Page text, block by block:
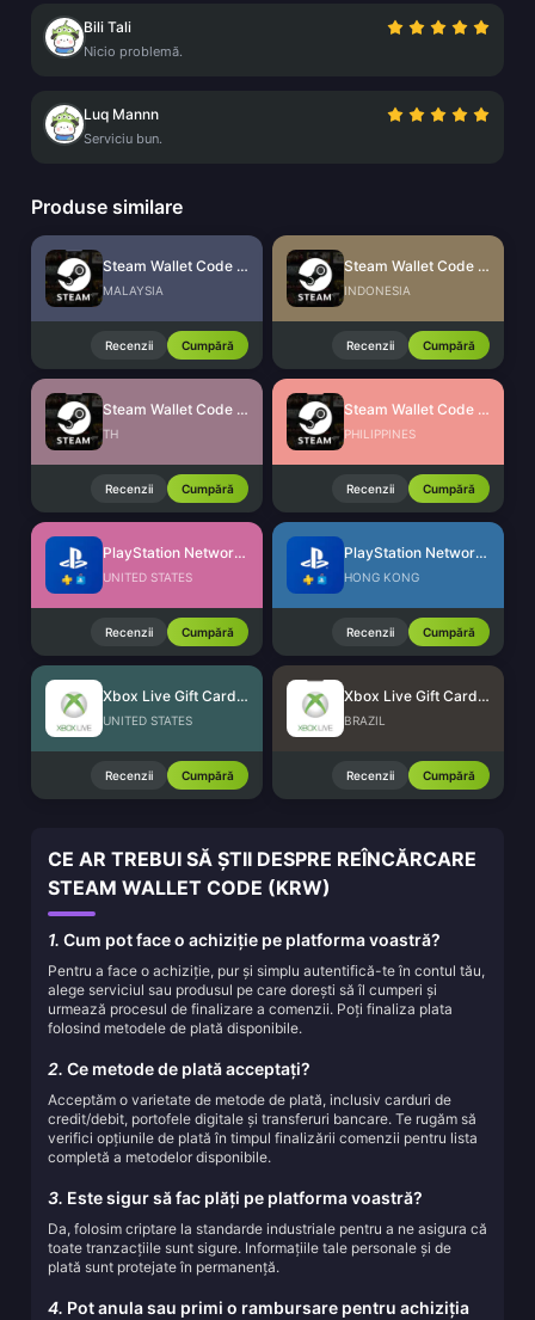
Bili Tali
Nicio problemă.
Luq Mannn
Serviciu bun.
Produse similare
Steam Wallet Code (MYR)
MALAYSIA
Recenzii Cumpără
Steam Wallet Code (IDR)
INDONESIA
Recenzii Cumpără
Steam Wallet Code (THB)
TH
Recenzii Cumpără
Steam Wallet Code (PHP)
PHILIPPINES
Recenzii Cumpără
PlayStation Network Card (US)
UNITED STATES
Recenzii Cumpără
PlayStation Network Card (HK)
HONG KONG
Recenzii Cumpără
Xbox Live Gift Card (US)
UNITED STATES
Recenzii Cumpără
Xbox Live Gift Card (BR)
BRAZIL
Recenzii Cumpără
CE AR TREBUI SĂ ȘTII DESPRE REÎNCĂRCARE
STEAM WALLET CODE (KRW)
1. Cum pot face o achiziție pe platforma voastră?
Pentru a face o achiziție, pur și simplu autentifică-te în contul tău,
alege serviciul sau produsul pe care dorești să îl cumperi și
urmează procesul de finalizare a comenzii. Poți finaliza plata
folosind metodele de plată disponibile.
2. Ce metode de plată acceptați?
Acceptăm o varietate de metode de plată, inclusiv carduri de
credit/debit, portofele digitale și transferuri bancare. Te rugăm să
verifici opțiunile de plată în timpul finalizării comenzii pentru lista
completă a metodelor disponibile.
3. Este sigur să fac plăți pe platforma voastră?
Da, folosim criptare la standarde industriale pentru a ne asigura că
toate tranzacțiile sunt sigure. Informațiile tale personale și de
plată sunt protejate în permanență.
4. Pot anula sau primi o rambursare pentru achiziția